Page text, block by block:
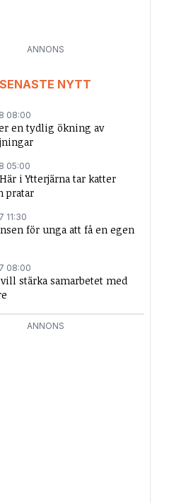
ANNONS
SENASTE NYTT
08:00
en tydlig ökning av
05:00
Här i Ytterjärna tar katter
pratar
11:30
för unga att få en egen
08:00
stärka samarbetet med
ANNONS